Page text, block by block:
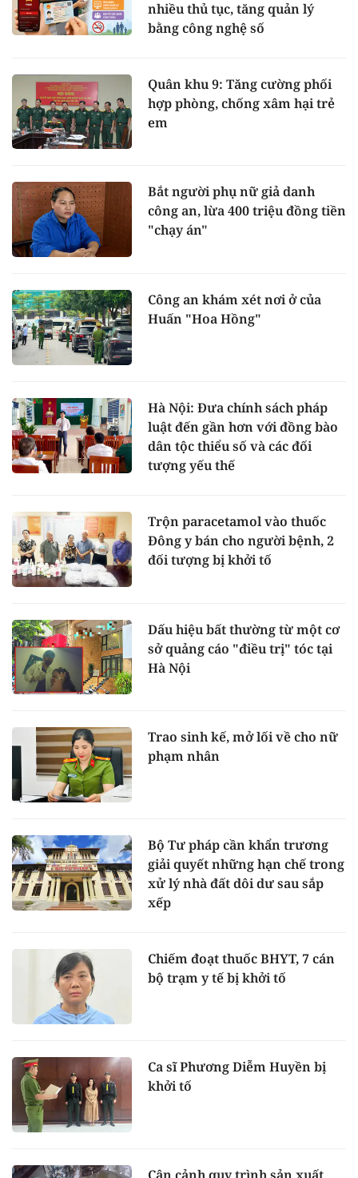
nhiều thủ tục, tăng quản lý
bằng công nghệ số
Quân khu 9: Tăng cường phối
hợp phòng, chống xâm hại trẻ
em
Bắt người phụ nữ giả danh
công an, lừa 400 triệu đồng tiền
"chạy án"
Công an khám xét nơi ở của
Huấn "Hoa Hồng"
Hà Nội: Đưa chính sách pháp
luật đến gần hơn với đồng bào
dân tộc thiểu số và các đối
tượng yếu thế
Trộn paracetamol vào thuốc
Đông y bán cho người bệnh, 2
đối tượng bị khởi tố
Dấu hiệu bất thường từ một cơ
sở quảng cáo "điều trị" tóc tại
Hà Nội
Trao sinh kế, mở lối về cho nữ
phạm nhân
Bộ Tư pháp cần khẩn trương
giải quyết những hạn chế trong
xử lý nhà đất dôi dư sau sắp
xếp
Chiếm đoạt thuốc BHYT, 7 cán
bộ trạm y tế bị khởi tố
Ca sĩ Phương Diễm Huyền bị
khởi tố